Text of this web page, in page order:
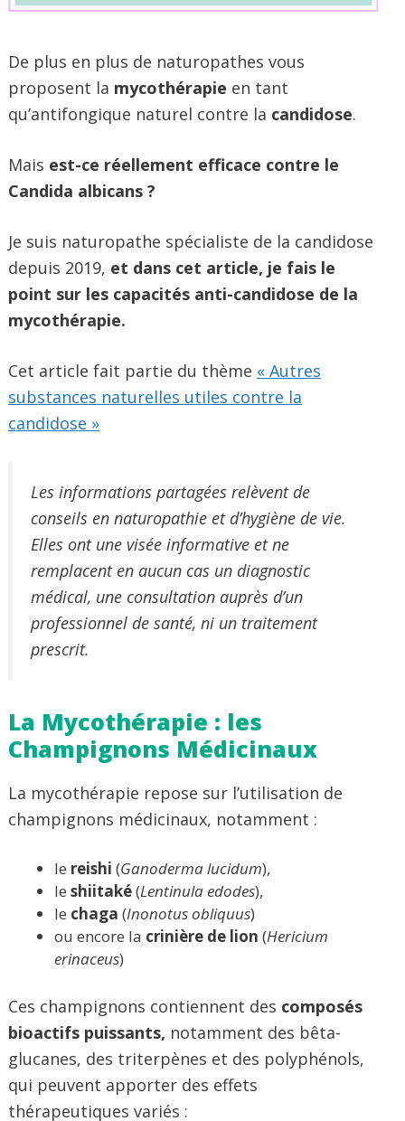
De plus en plus de naturopathes vous
proposent la mycothérapie en tant
qu’antifongique naturel contre la candidose.
Mais est-ce réellement efficace contre le
Candida albicans ?
Je suis naturopathe spécialiste de la candidose
depuis 2019, et dans cet article, je fais le
point sur les capacités anti-candidose de la
mycothérapie.
Cet article fait partie du thème « Autres
substances naturelles utiles contre la
candidose »
Les informations partagées relèvent de
conseils en naturopathie et d’hygiène de vie.
Elles ont une visée informative et ne
remplacent en aucun cas un diagnostic
médical, une consultation auprès d’un
professionnel de santé, ni un traitement
prescrit.
La Mycothérapie : les
Champignons Médicinaux
La mycothérapie repose sur l’utilisation de
champignons médicinaux, notamment :
le reishi (Ganoderma lucidum),
le shiitaké(Lentinula edodes),
le chaga (Inonotus obliquus)
ou encore la crinière de lion (Hericium
erinaceus)
Ces champignons contiennent des composés
bioactifs puissants, notamment des bêta-
glucanes, des triterpènes et des polyphénols,
qui peuvent apporter des effets
thérapeutiques variés :